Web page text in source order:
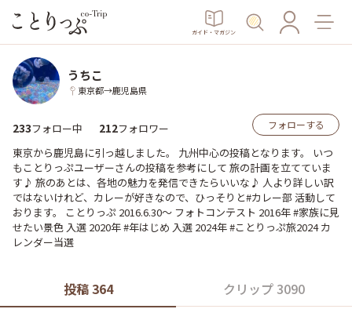
ガイド・マガジン
うちこ
東京都→鹿児島県
233フォロー中 212フォロワー フォローする
東京から鹿児島に引っ越しました。 九州中心の投稿となります。 いつ
もことりっぷユーザーさんの投稿を参考にして 旅の計画を立てていま
す♪ 旅のあとは、各地の魅力を発信できたらいいな♪ 人より詳しい訳
ではないけれど、カレーが好きなので、ひっそりと#カレー部 活動して
おります。 ことりっぷ 2016.6.30〜 フォトコンテスト 2016年 #家族に見
せたい景色 入選 2020年 #年はじめ 入選 2024年 #ことりっぷ旅2024 カ
レンダー当選
投稿 364 クリップ 3090